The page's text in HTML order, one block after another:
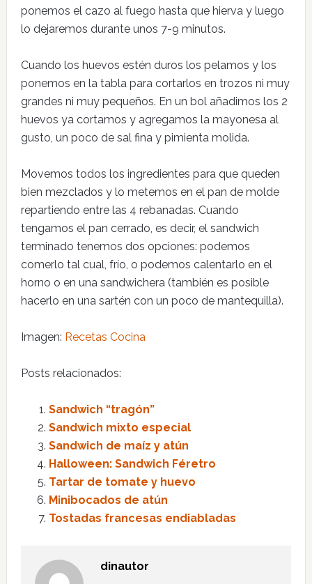
ponemos el cazo al fuego hasta que hierva y luego
lo dejaremos durante unos 7-9 minutos.
Cuando los huevos estén duros los pelamos y los
ponemos en la tabla para cortarlos en trozos ni muy
grandes ni muy pequeños. En un bol añadimos los 2
huevos ya cortamos y agregamos la mayonesa al
gusto, un poco de sal fina y pimienta molida.
Movemos todos los ingredientes para que queden
bien mezclados y lo metemos en el pan de molde
repartiendo entre las 4 rebanadas. Cuando
tengamos el pan cerrado, es decir, el sandwich
terminado tenemos dos opciones: podemos
comerlo tal cual, frío, o podemos calentarlo en el
horno o en una sandwichera (también es posible
hacerlo en una sartén con un poco de mantequilla).
Imagen: Recetas Cocina
Posts relacionados:
Sandwich “tragón”
Sandwich mixto especial
Sandwich de maíz y atún
Halloween: Sandwich Féretro
Tartar de tomate y huevo
Minibocados de atún
Tostadas francesas endiabladas
dinautor